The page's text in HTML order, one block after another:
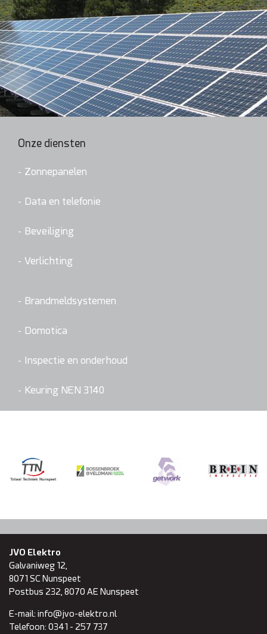
Onze diensten
Zonnepanelen
Data en telefonie
Beveiliging
Verlichting
Brandmeldsystemen
Domotica
Inspectie en onderhoud
Keuring NEN 3140
JVO Elektro
Galvaniweg 12,
8071 SCNunspeet
Postbus 232, 8070 AE Nunspeet
E-mail: info@jvo-elektro.nl
Telefoon: 0341 - 257 737